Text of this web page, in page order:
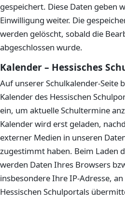
gespeichert. Diese Daten geben
Einwilligung weiter. Die
werden gelöscht, sobald die
abgeschlossen wurde.
Kalender – Hessisches
Auf unserer Schulkalender-Seite
Kalender des Hessischen
ein, um aktuelle Schultermine
Kalender wird erst geladen,
externer Medien in unseren
zugestimmt haben. Beim Laden
werden Daten Ihres Browsers
insbesondere Ihre IP-Adresse,
Hessischen Schulportals